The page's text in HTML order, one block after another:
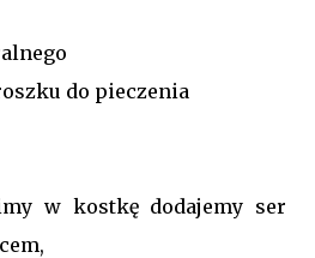
do pieczenia
w kostkę dodajemy ser